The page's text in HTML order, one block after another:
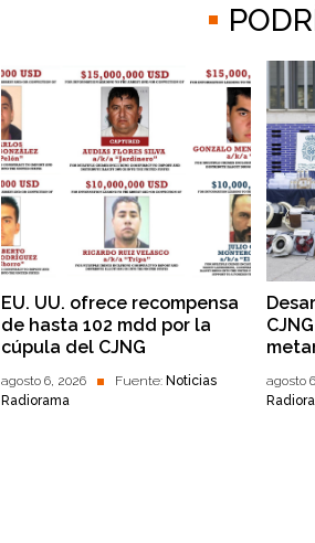
EU. UU. ofrece recompensa
de hasta 102 mdd por la
cúpula del CJNG
agosto 6, 2026 Fuente: Noticias
Radiorama
agosto